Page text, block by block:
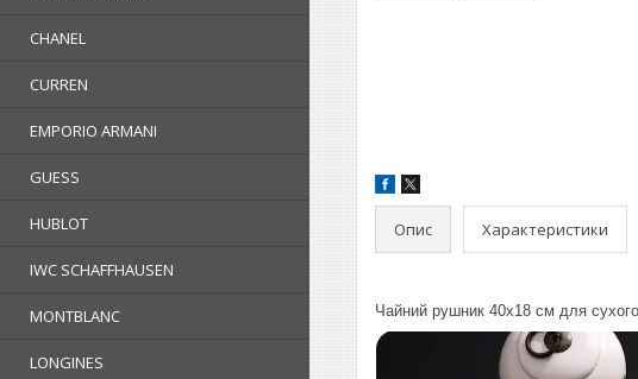
CHANEL
CURREN
EMPORIO ARMANI
GUESS
HUBLOT
IWC SCHAFFHAUSEN
MONTBLANC
LONGINES
Опис Характеристики
Чайний рушник 40х18 см для сухого